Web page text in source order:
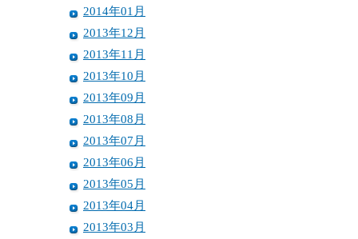
2014年01月
2013年12月
2013年11月
2013年10月
2013年09月
2013年08月
2013年07月
2013年06月
2013年05月
2013年04月
2013年03月